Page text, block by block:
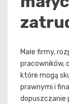
Małe firmy,
pracowników,
które mogą
prawnymi i
dopuszczanie